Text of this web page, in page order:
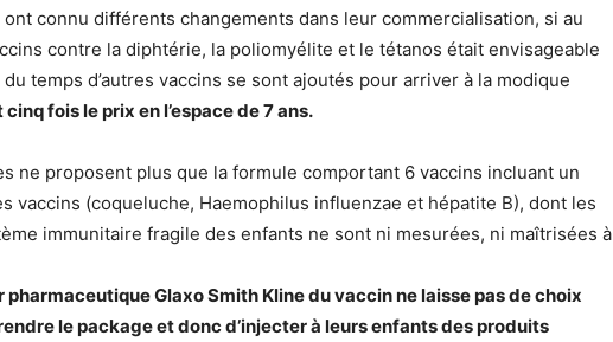
connu différents changements dans leur commercialisation, si au
contre la diphtérie, la poliomyélite et le tétanos était envisageable
temps d’autres vaccins se sont ajoutés pour arriver à la modique
cinq fois le prix en l’espace de 7 ans.
ne proposent plus que la formule comportant 6 vaccins incluant un
vaccins (coqueluche, Haemophilus influenzae et hépatite B), dont les
immunitaire fragile des enfants ne sont ni mesurées, ni maîtrisées à
Glaxo Smith Kline du vaccin ne laisse pas de choix
le package et donc d’injecter à leurs enfants des produits